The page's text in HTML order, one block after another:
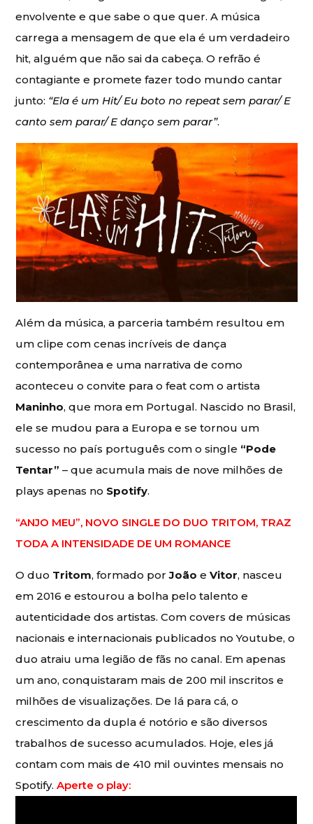
envolvente e que sabe o que quer. A música
carrega a mensagem de que ela é um verdadeiro
hit, alguém que não sai da cabeça. O refrão é
contagiante e promete fazer todo mundo cantar
junto: “Ela é um Hit/ Eu boto no repeat sem parar/ E
canto sem parar/ E danço sem parar”.
Além da música, a parceria também resultou em
um clipe com cenas incríveis de dança
contemporânea e uma narrativa de como
aconteceu o convite para o feat com o artista
Maninho, que mora em Portugal. Nascido no Brasil,
ele se mudou para a Europa e se tornou um
sucesso no país português com o single “Pode
Tentar” – que acumula mais de nove milhões de
plays apenas no Spotify.
“ANJO MEU”, NOVO SINGLE DO DUO TRITOM, TRAZ
TODA A INTENSIDADE DE UM ROMANCE
O duo Tritom, formado porJoãoeVitor, nasceu
em 2016 e estourou a bolha pelo talento e
autenticidade dos artistas. Com covers de músicas
nacionais e internacionais publicados no Youtube, o
duo atraiu uma legião de fãs no canal. Em apenas
um ano, conquistaram mais de 200 mil inscritos e
milhões de visualizações. De lá para cá, o
crescimento da dupla é notório e são diversos
trabalhos de sucesso acumulados. Hoje, eles já
contam com mais de 410 mil ouvintes mensais no
Spotify.Aperte o play: